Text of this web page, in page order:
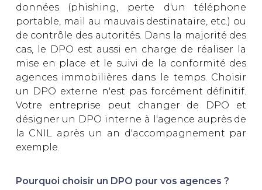
données (phishing, perte d'un téléphone
portable, mail au mauvais destinataire, etc.) ou
de contrôle des autorités. Dans la majorité des
cas, le DPO est aussi en charge de réaliser la
mise en place et le suivi de la conformité des
agences immobilières dans le temps. Choisir
un DPO externe n'est pas forcément définitif.
Votre entreprise peut changer de DPO et
désigner un DPO interne à l'agence auprès de
la CNIL après un an d'accompagnement par
exemple.
Pourquoi choisir un DPO pour vos agences ?